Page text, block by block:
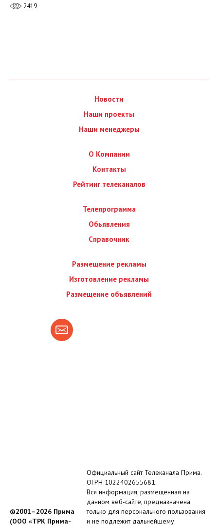
2419
Новости
Наши проекты
Наши менеджеры
О Компании
Контакты
Рейтинг телеканалов
Телепрограмма
Обьявления
Справочник
Размещение рекламы
Изготовление рекламы
Размещение объявлений
©2001–2026 Прима
(ООО «ТРК Прима-
Официальный сайт Телеканала Прима.
ОГРН 1022402655681.
Вся информация, размещенная на
данном веб-сайте, предназначена
только для персонального пользования
и не подлежит дальнейшему